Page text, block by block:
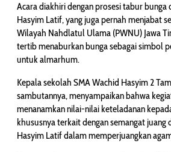
Acara diakhiri dengan prosesi tabur bunga
Hasyim Latif, yang juga pernah menjabat
Wilayah Nahdlatul Ulama (PWNU) Jawa
tertib menaburkan bunga sebagai simbol
untuk almarhum.
Kepala sekolah SMA Wachid Hasyim 2
sambutannya, menyampaikan bahwa
menanamkan nilai-nilai keteladanan
khususnya terkait dengan semangat juang
Hasyim Latif dalam memperjuangkan